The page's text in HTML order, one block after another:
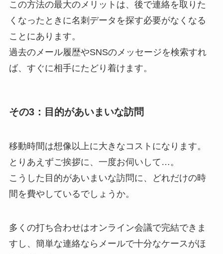
この方法の最大のメリットは、後で連絡を取りた
くなったときに名刺データを探す必要がなくなる
ことにあります。
過去のメール履歴やSNSのメッセージを検索すれ
ば、すぐに相手にたどり着けます。
その3：目的があいまいな訪問
移動時間は想像以上に大きなコストになります。
とりあえずご挨拶に、一度お伺いして…。
こうした目的があいまいな訪問に、どれだけの時
間を費やしているでしょうか。
多くの打ち合わせはオンライン会議で完結できま
すし、簡単な連絡ならメールで十分なケースがほ